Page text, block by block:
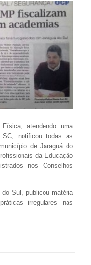
atendendo uma
SC, notificou todas as
de Jaraguá do
da Educação
nos Conselhos
Sul, publicou matéria
irregulares nas